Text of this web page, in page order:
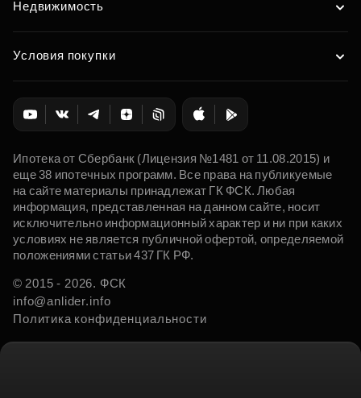
Недвижимость
Условия покупки
Ипотека от Сбербанк (Лицензия №1481 от 11.08.2015) и
еще 38 ипотечных программ. Все права на публикуемые
на сайте материалы принадлежат ГК ФСК. Любая
информация, представленная на данном сайте, носит
исключительно информационный характер и ни при каких
условиях не является публичной офертой, определяемой
положениями статьи 437 ГК РФ.
© 2015 - 2026. ФСК
info@anlider.info
Политика конфиденциальности